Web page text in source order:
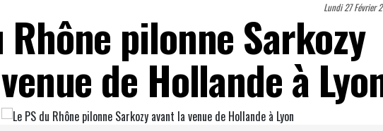
Lundi 27 Février
Rhône pilonne Sarkozy
de Hollande à